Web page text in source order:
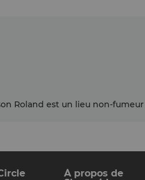
Roland est un lieu non-fumeur
À propos de